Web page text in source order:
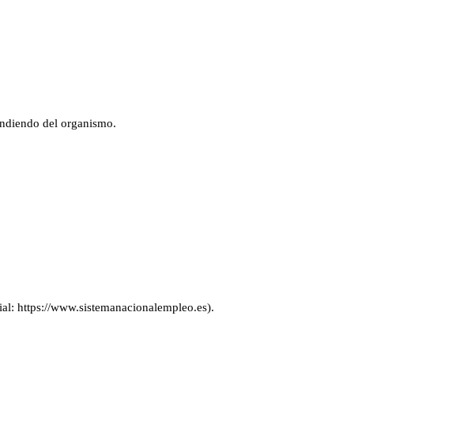
del organismo.
https://www.sistemanacionalempleo.es).